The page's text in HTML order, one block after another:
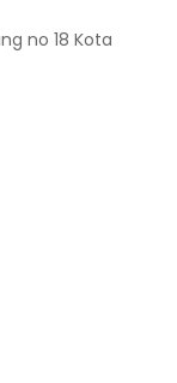
no 18 Kota